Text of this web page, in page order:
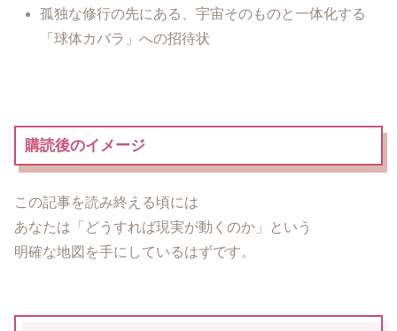
孤独な修行の先にある、宇宙そのものと一体化する
「球体カバラ」への招待状
購読後のイメージ
この記事を読み終える頃には
あなたは「どうすれば現実が動くのか」という
明確な地図を手にしているはずです。